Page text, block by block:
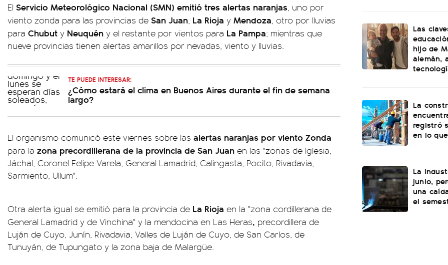
El Servicio Meteorológico Nacional (SMN) emitió tres alertas naranjas, uno por
viento zonda para las provincias de San Juan, La Rioja y Mendoza, otro por lluvias
para Chubut y Neuquén y el restante por vientos para La Pampa; mientras que
nueve provincias tienen alertas amarillos por nevadas, viento y lluvias.
TE PUEDE INTERESAR:
¿Cómo estará el clima en Buenos Aires durante el fin de semana
largo?
El organismo comunicó este viernes sobre las alertas naranjas por viento Zonda
para la zona precordillerana de la provincia de San Juan en las "zonas de Iglesia,
Jáchal, Coronel Felipe Varela, General Lamadrid, Calingasta, Pocito, Rivadavia,
Sarmiento, Ullum".
Otra alerta igual se emitió para la provincia de La Rioja en la "zona cordillerana de
General Lamadrid y de Vinchina" y la mendocina en Las Heras, precordillera de
Luján de Cuyo, Junín, Rivadavia, Valles de Luján de Cuyo, de San Carlos, de
Tunuyán, de Tupungato y la zona baja de Malargüe.
Las
hijo de
alemán,
La
registró
en lo
La
junio,
una
el